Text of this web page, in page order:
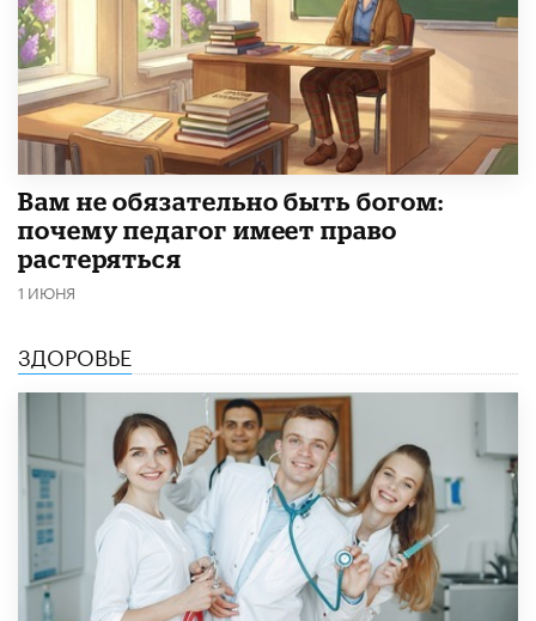
​Вам не обязательно быть богом:
почему педагог имеет право
растеряться
1 ИЮНЯ
ЗДОРОВЬЕ